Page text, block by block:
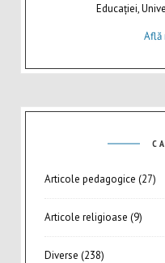
Educaţiei,
Află
Articole pedagogice (27)
Articole religioase (9)
Diverse (238)